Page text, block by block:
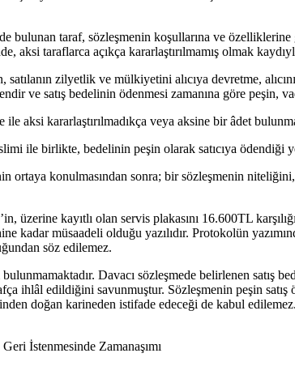
bulunan taraf, sözleşmenin koşullarına ve
taraflarca açıkça kararlaştırılmamış olmak
satılanın zilyetlik ve mülkiyetini alıcıya devretme,
ve satış bedelinin ödenmesi zamanına göre
aksi kararlaştırılmadıkça veya aksine bir âdet
ile birlikte, bedelinin peşin olarak satıcıya
konulmasından sonra; bir sözleşmenin niteliğini,
kayıtlı olan servis plakasını 16.600TL
kadar müsaadeli olduğu yazılıdır. Protokolün
söz edilemez.
Davacı sözleşmede belirlenen
ihlâl edildiğini savunmuştur. Sözleşmenin peşin
doğan karineden istifade edeceği de kabul
İstenmesinde Zamanaşımı